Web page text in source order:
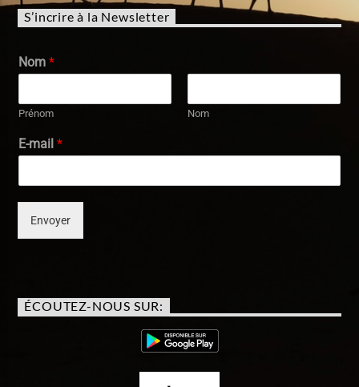
S’incrire à la Newsletter
Nom*
Prénom Nom
E-mail*
Envoyer
ÉCOUTEZ-NOUS SUR: